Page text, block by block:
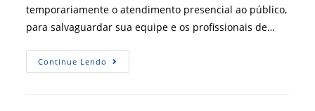
temporariamente o atendimento presencial ao público,
para salvaguardar sua equipe e os profissionais de…
Continue Lendo CRA-
AM